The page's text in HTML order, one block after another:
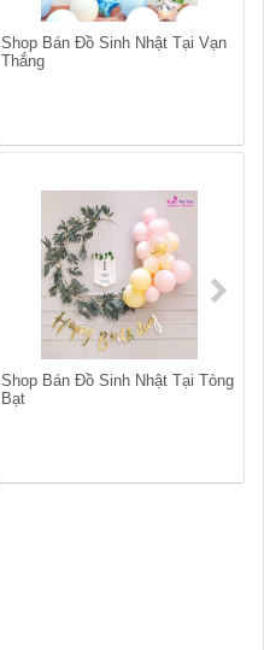
Shop Bán Đồ Sinh Nhật Tại Vạn
Thắng
Shop Bán Đồ Sinh Nhật Tại Tòng
Bạt